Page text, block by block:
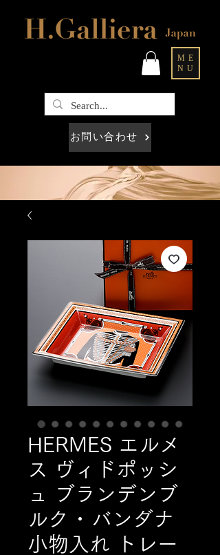
ME
NU
お問い合わせ
HERMES エルメ
ス ヴィドポッシ
ュ ブランデンブ
ルク ･ バンダナ
小物入れ トレー